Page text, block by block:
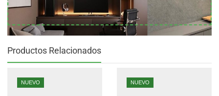
Productos Relacionados
NUEVO NUEVO